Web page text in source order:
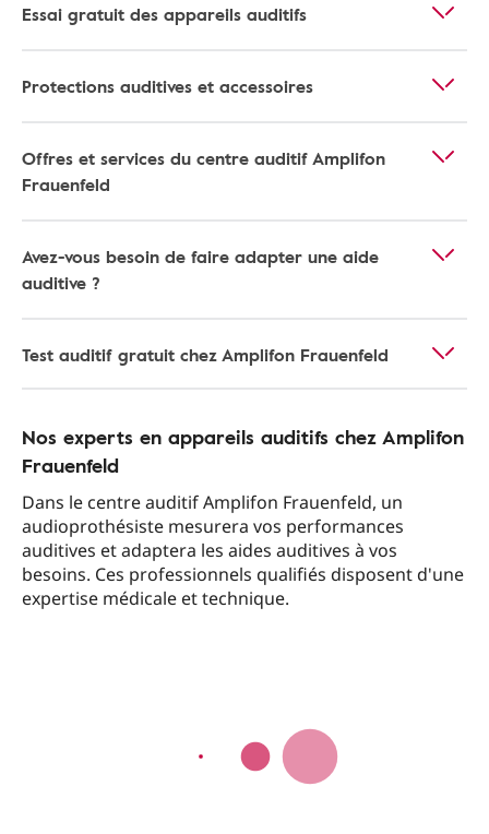
Essai gratuit des appareils auditifs
Protections auditives et accessoires
Offres et services du centre auditif Amplifon
Frauenfeld
Avez-vous besoin de faire adapter une aide
auditive ?
Test auditif gratuit chez Amplifon Frauenfeld
Nos experts en appareils auditifs chez Amplifon
Frauenfeld
Dans le centre auditif Amplifon Frauenfeld, un
audioprothésiste mesurera vos performances
auditives et adaptera les aides auditives à vos
besoins. Ces professionnels qualifiés disposent d'une
expertise médicale et technique.